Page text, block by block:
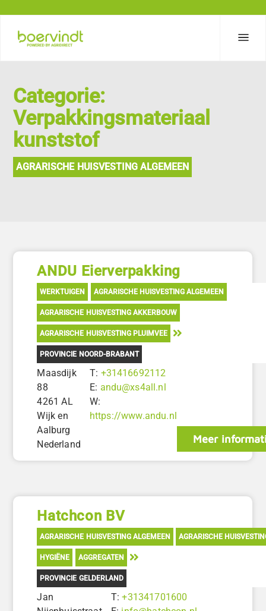
Categorie:
Verpakkingsmateriaal
kunststof
AGRARISCHE HUISVESTING ALGEMEEN
ANDU Eierverpakking
WERKTUIGEN AGRARISCHE HUISVESTING ALGEMEEN
AGRARISCHE HUISVESTING AKKERBOUW
AGRARISCHE HUISVESTING PLUIMVEE
PROVINCIE NOORD-BRABANT
Maasdijk
88
4261 AL
Wijk en
Aalburg
Nederland
T: +31416692112
E: andu@xs4all.nl
W:
https://www.andu.nl
Meer
Hatchcon BV
AGRARISCHE HUISVESTING ALGEMEEN AGRARISCHE
HYGIËNE AGGREGATEN
PROVINCIE GELDERLAND
Jan
T:+31341701600